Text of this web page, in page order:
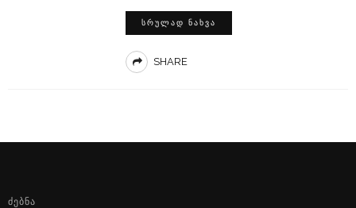
ᲡᲠᲣᲚᲐᲓ ᲜᲐᲮᲕᲐ
SHARE
ᲫᲔᲑᲜᲐ